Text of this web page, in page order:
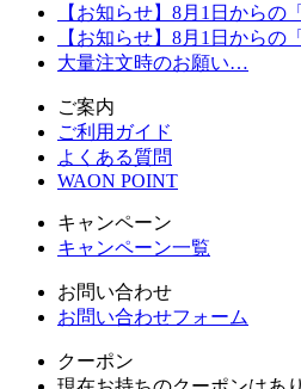
【お知らせ】8月1日から
【お知らせ】8月1日から
大量注文時のお願い…
ご案内
ご利用ガイド
よくある質問
WAON POINT
キャンペーン
キャンペーン一覧
お問い合わせ
お問い合わせフォーム
クーポン